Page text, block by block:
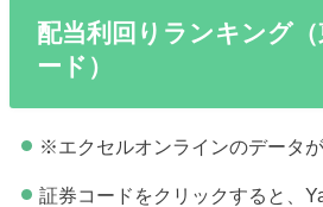
配当利回りランキング
ード）
※エクセルオンラインのデータ
証券コードをクリックすると、